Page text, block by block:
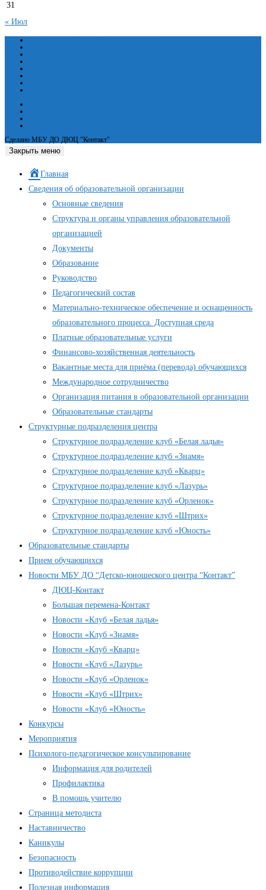
31
« Июл
Сделано МБУ ДО ДЮЦ "Контакт"
Закрыть меню
Главная
Сведения об образовательной организации
Основные сведения
Структура и органы управления образовательной
организацией
Документы
Образование
Руководство
Педагогический состав
Материально-техническое обеспечение и оснащенность
образовательного процесса. Доступная среда
Платные образовательные услуги
Финансово-хозяйственная деятельность
Вакантные места для приёма (перевода) обучающихся
Международное сотрудничество
Организация питания в образовательной организации
Образовательные стандарты
Структурные подразделения центра
Структурное подразделение клуб «Белая ладья»
Структурное подразделение клуб «Знамя»
Структурное подразделение клуб «Кварц»
Структурное подразделение клуб «Лазурь»
Структурное подразделение клуб «Орленок»
Структурное подразделение клуб «Штрих»
Структурное подразделение клуб «Юность»
Образовательные стандарты
Прием обучающихся
Новости МБУ ДО “Детско-юношеского центра “Контакт”
ДЮЦ-Контакт
Большая перемена-Контакт
Новости «Клуб «Белая ладья»
Новости «Клуб «Знамя»
Новости «Клуб «Кварц»
Новости «Клуб «Лазурь»
Новости «Клуб «Орленок»
Новости «Клуб «Штрих»
Новости «Клуб «Юность»
Конкурсы
Мероприятия
Психолого-педагогическое консультирование
Информация для родителей
Профилактика
В помощь учителю
Страница методиста
Наставничество
Каникулы
Безопасность
Противодействие коррупции
Полезная информация